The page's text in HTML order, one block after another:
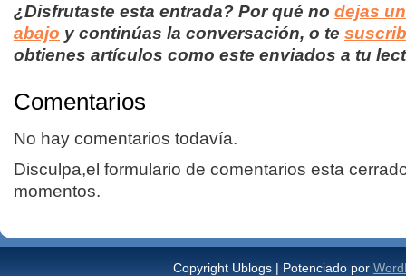
¿Disfrutaste esta entrada? Por qué no dejas
abajo y continúas la conversación, o te
obtienes artículos como este enviados a tu
Comentarios
No hay comentarios todavía.
Disculpa,el formulario de comentarios esta
momentos.
Copyright Ublogs | Potenciado por